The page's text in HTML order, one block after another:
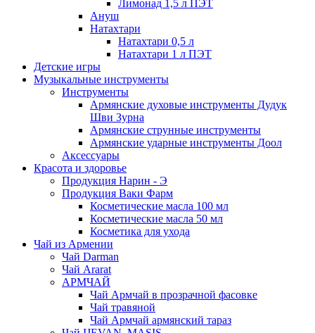
Лимонад 1,5 л ПЭТ
Ануш
Натахтари
Натахтари 0,5 л
Натахтари 1 л ПЭТ
Детские игры
Музыкальные инструменты
Инструменты
Армянские духовые инструменты Дудук
Шви Зурна
Армянские струнные инструменты
Армянские ударные инструменты Доол
Аксессуары
Красота и здоровье
Продукция Нарин - Э
Продукция Ваки Фарм
Косметические масла 100 мл
Косметические масла 50 мл
Косметика для ухода
Чай из Армении
Чай Darman
Чай Ararat
АРМЧАЙ
Чай Армчай в прозрачной фасовке
Чай травяной
Чай Армчай армянский тараз